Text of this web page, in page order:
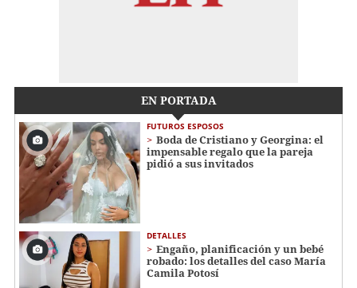
EN PORTADA
FUTUROS ESPOSOS
Boda de Cristiano y Georgina: el
impensable regalo que la pareja
pidió a sus invitados
DETALLES
Engaño, planificación y un bebé
robado: los detalles del caso María
Camila Potosí